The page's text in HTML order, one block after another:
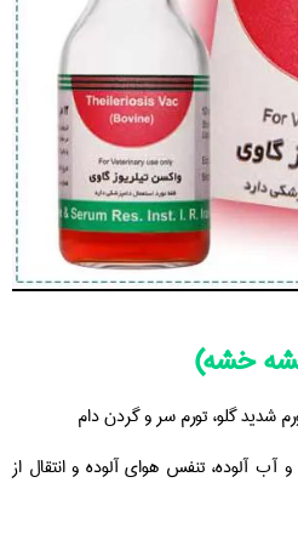
خشه)
شدید گلو، تورم سر و گردن دام
آب آلوده، تنفس هوای آلوده و انتقال از